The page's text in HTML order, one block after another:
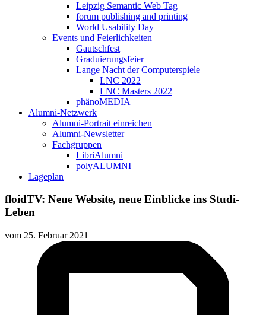
Leipzig Semantic Web Tag
forum publishing and printing
World Usability Day
Events und Feierlichkeiten
Gautschfest
Graduierungsfeier
Lange Nacht der Computerspiele
LNC 2022
LNC Masters 2022
phänoMEDIA
Alumni-Netzwerk
Alumni-Portrait einreichen
Alumni-Newsletter
Fachgruppen
LibriAlumni
polyALUMNI
Lageplan
floidTV: Neue Website, neue Einblicke ins Studi-
Leben
vom 25. Februar 2021